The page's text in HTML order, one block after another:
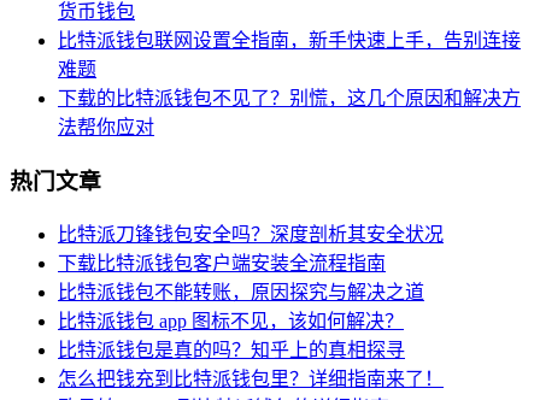
货币钱包
比特派钱包联网设置全指南，新手快速上手，告别连接
难题
下载的比特派钱包不见了？别慌，这几个原因和解决方
法帮你应对
热门文章
比特派刀锋钱包安全吗？深度剖析其安全状况
下载比特派钱包客户端安装全流程指南
比特派钱包不能转账，原因探究与解决之道
比特派钱包 app 图标不见，该如何解决？
比特派钱包是真的吗？知乎上的真相探寻
怎么把钱充到比特派钱包里？详细指南来了！